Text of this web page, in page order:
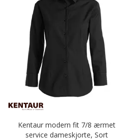
Kentaur modern fit 7/8 ærmet
service dameskjorte, Sort